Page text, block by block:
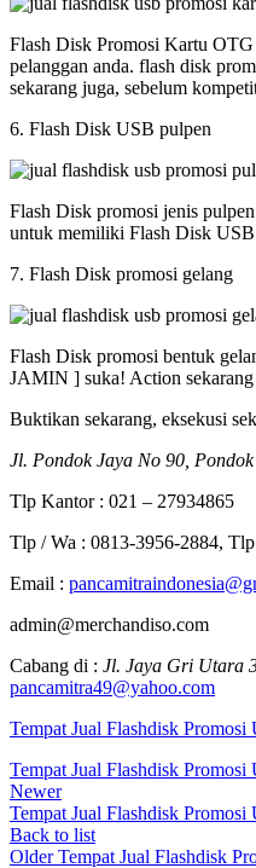
Flash Disk Promosi Kartu
pelanggan anda. flash disk
sekarang juga, sebelum
6. Flash Disk USB pulpen
Flash Disk promosi jenis
untuk memiliki Flash Disk
7. Flash Disk promosi gelang
Flash Disk promosi bentuk
JAMIN ] suka! Action
Buktikan sekarang, eksekusi
Jl. Pondok Jaya No 90,
Tlp Kantor : 021 – 27934865
Tlp / Wa : 0813-3956-2884,
Email :
admin@merchandiso.com
Cabang di : Jl. Jaya Gri Utara
pancamitra49@yahoo.com
Tempat Jual Flashdisk
Tempat Jual Flashdisk
Newer
Tempat Jual Flashdisk
Back to list
Older Tempat Jual Flashdisk